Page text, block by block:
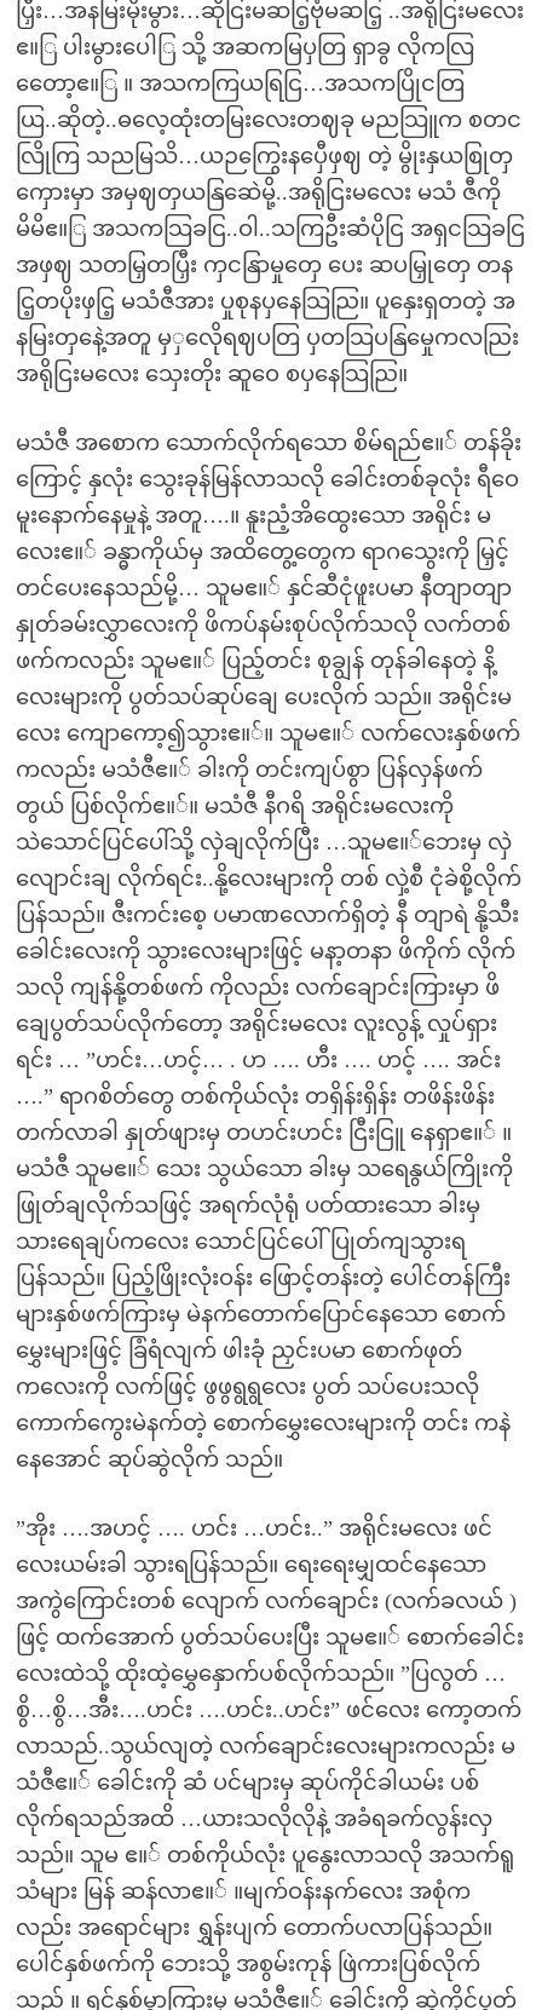
ပြှီး…အနမြးမိုးမွား…ဆိုငြးမဆငြ့ဗုံမဆငြ့ ..အရိုငြးမလေး
ဧ။ြ ပါးမွားပေါြ သို့ အဆကမြပှတြ ရှာခွ လိုကလြ
တေော့ဧ။ြ ။ အသကကြယရြငြ…အသကပြိုငတြ
ယြ..ဆိုတဲ့..ဓလေ့ထုံးတမြးလေးတဈခု မညသြူက စတင
လြိုကြ သညမြသိ…ယဉကြွေးနပှေီဖှဈ တဲ့ မွိုးနှယစြုတှ
ကှေားမှာ အမှဈတှယနြဆေဲမို့..အရိုငြးမလေး မသံ ဇီကို
မိမိဧ။ြ အသကသြခငြ..ဝါ..သကြဦးဆံပိုငြ အရှငသြခငြ
အဖှဈ သတမြှတပြှီး ကှငနြာမှုတှေ ပေး ဆပမြှုတှေ တန
ငြ့တပိုးဖှငြ့ မသံဇီအား ပှုစုနပှနေသြညြ။ ပူနှေးရှတတဲ့ အ
နမြးတှနေဲ့အတူ မှှလေိုရဈပတြ ပှတသြပနြမှေုကလညြး
အရိုငြးမလေး သှေးတိုး ဆူဝေ စပှနေသြညြ။
မသံဇီ အစောက သောက်လိုက်ရသော စိမ်ရည်ဧ။် တန်ခိုး
ကြောင့် နှလုံး သွေးခုန်မြန်လာသလို ခေါင်းတစ်ခုလုံး ရီဝေ
မူးနောက်နေမှုနဲ့ အတူ….။ နူးညံ့အိထွေးသော အရိုင်း မ
လေးဧ။် ခန္ဓာကိုယ်မှ အထိတွေ့တွေက ရာဂသွေးကို မြှင့်
တင်ပေးနေသည်မို့… သူမဧ။် နှင်ဆီငုံဖူးပမာ နီတျာတျာ
နှုတ်ခမ်းလွှာလေးကို ဖိကပ်နမ်းစုပ်လိုက်သလို လက်တစ်
ဖက်ကလည်း သူမဧ။် ပြည့်တင်း စုချွန် တုန်ခါနေတဲ့ နိ့
လေးများကို ပွတ်သပ်ဆုပ်ချေ ပေးလိုက် သည်။ အရိုင်းမ
လေး ကျောကော့၍သွားဧ။်။ သူမဧ။် လက်လေးနှစ်ဖက်
ကလည်း မသံဇီဧ။် ခါးကို တင်းကျပ်စွာ ပြန်လှန်ဖက်
တွယ် ပြစ်လိုက်ဧ။်။ မသံဇီ နီဂရိ အရိုင်းမလေးကို
သဲသောင်ပြင်ပေါ်သို့ လှဲချလိုက်ပြီး …သူမဧ။်ဘေးမှ လှဲ
လျောင်းချ လိုက်ရင်း..နို့လေးများကို တစ် လှဲ့စီ ငုံခဲစို့လိုက်
ပြန်သည်။ ဇီးကင်းစေ့ ပမာဏလောက်ရှိတဲ့ နီ တျာရဲ နို့သီး
ခေါင်းလေးကို သွားလေးများဖြင့် မနာ့တနာ ဖိကိုက် လိုက်
သလို ကျန်နို့တစ်ဖက် ကိုလည်း လက်ချောင်းကြားမှာ ဖိ
ချေပွတ်သပ်လိုက်တော့ အရိုင်းမလေး လူးလွန့် လှုပ်ရှား
ရင်း … ”ဟင်း…ဟင့်… . ဟ …. ဟီး …. ဟင့် …. အင်း
….” ရာဂစိတ်တွေ တစ်ကိုယ်လုံး တရှိန်းရှိန်း တဖိန်းဖိန်း
တက်လာခါ နှုတ်ဖျားမှ တဟင်းဟင်း ငြီးငြူ နေရှာဧ။် ။
မသံဇီ သူမဧ။် သေး သွယ်သော ခါးမှ သရေနွယ်ကြိုးကို
ဖြုတ်ချလိုက်သဖြင့် အရက်လုံရုံ ပတ်ထားသော ခါးမှ
သားရေချပ်ကလေး သောင်ပြင်ပေါ် ပြုတ်ကျသွားရ
ပြန်သည်။ ပြည့်ဖြိုးလုံးဝန်း ဖြောင့်တန်းတဲ့ ပေါင်တန်ကြီး
များနှစ်ဖက်ကြားမှ မဲနက်တောက်ပြောင်နေသော စောက်
မွှေးများဖြင့် ခြံရံလျက် ဖါးခုံ ညှင်းပမာ စောက်ဖုတ်
ကလေးကို လက်ဖြင့် ဖွဖွရွရွလေး ပွတ် သပ်ပေးသလို
ကောက်ကွေးမဲနက်တဲ့ စောက်မွှေးလေးများကို တင်း ကနဲ
နေအောင် ဆုပ်ဆွဲလိုက် သည်။
”အိုး ….အဟင့် …. ဟင်း …ဟင်း..” အရိုင်းမလေး ဖင်
လေးယမ်းခါ သွားရပြန်သည်။ ရေးရေးမျှထင်နေသော
အကွဲကြောင်းတစ် လျောက် လက်ချောင်း (လက်ခလယ် )
ဖြင့် ထက်အောက် ပွတ်သပ်ပေးပြီး သူမဧ။် စောက်ခေါင်း
လေးထဲသို့ ထိုးထဲ့မွှေနှောက်ပစ်လိုက်သည်။ ”ပြလွတ် …
စွိ…စွိ…အီး….ဟင်း ….ဟင်း..ဟင်း” ဖင်လေး ကော့တက်
လာသည်..သွယ်လျတဲ့ လက်ချောင်းလေးများကလည်း မ
သံဇီဧ။် ခေါင်းကို ဆံ ပင်များမှ ဆုပ်ကိုင်ခါယမ်း ပစ်
လိုက်ရသည်အထိ …ယားသလိုလိုနဲ့ အခံရခက်လွန်းလှ
သည်။ သူမ ဧ။် တစ်ကိုယ်လုံး ပူနွေးလာသလို အသက်ရူ
သံများ မြန် ဆန်လာဧ။် ။မျက်ဝန်းနက်လေး အစုံက
လည်း အရောင်များ ရွှန်းပျက် တောက်ပလာပြန်သည်။
ပေါင်နှစ်ဖက်ကို ဘေးသို့ အစွမ်းကုန် ဖြဲကားပြစ်လိုက်
သည် ။ ရင်နှစ်မွှာကြားမှ မသံဇီဧ။် ခေါင်းကို ဆွဲကိုင်ပွတ်